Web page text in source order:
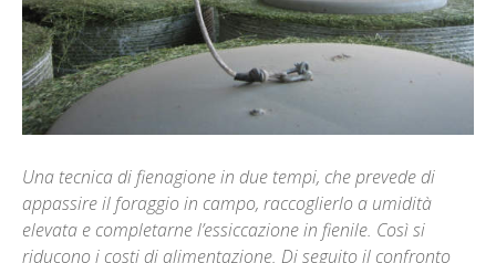
Una tecnica di fienagione in due tempi, che prevede di
appassire il foraggio in campo, raccoglierlo a umidità
elevata e completarne l’essiccazione in fienile. Così si
riducono i costi di alimentazione. Di seguito il confronto